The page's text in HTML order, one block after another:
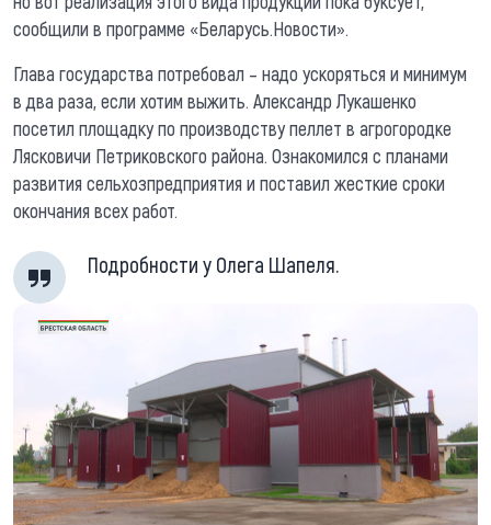
сообщили в программе «Беларусь.Новости».
Глава государства потребовал – надо ускоряться и минимум
в два раза, если хотим выжить. Александр Лукашенко
посетил площадку по производству пеллет в агрогородке
Лясковичи Петриковского района. Ознакомился с планами
развития сельхозпредприятия и поставил жесткие сроки
окончания всех работ.
Подробности у Олега Шапеля.